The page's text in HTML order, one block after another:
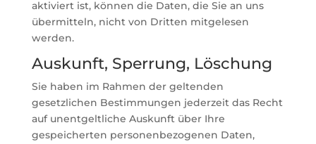
aktiviert ist, können die Daten, die Sie an uns
übermitteln, nicht von Dritten mitgelesen
werden.
Auskunft, Sperrung, Löschung
Sie haben im Rahmen der geltenden
gesetzlichen Bestimmungen jederzeit das Recht
auf unentgeltliche Auskunft über Ihre
gespeicherten personenbezogenen Daten,